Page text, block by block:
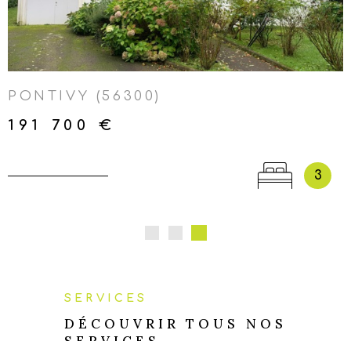
LOCMALO-NEULLIAC-
KERGRIST-SAINT-AIGNAN-
SAINTE-BRIGITTE-GUERLÉDAN
PONTIVY (56300)
191 700 €
3
SERVICES
DÉCOUVRIR TOUS NOS